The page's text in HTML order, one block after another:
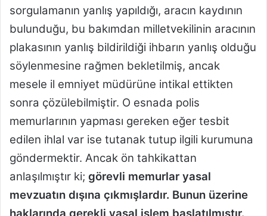
sorgulamanın yanlış yapıldığı, aracın kaydının
bulunduğu, bu bakımdan milletvekilinin aracının
plakasının yanlış bildirildiği ihbarın yanlış olduğu
söylenmesine rağmen bekletilmiş, ancak
mesele il emniyet müdürüne intikal ettikten
sonra çözülebilmiştir. O esnada polis
memurlarının yapması gereken eğer tesbit
edilen ihlal var ise tutanak tutup ilgili kurumuna
göndermektir. Ancak ön tahkikattan
anlaşılmıştır ki; görevli memurlar yasal
mevzuatın dışına çıkmışlardır. Bunun üzerine